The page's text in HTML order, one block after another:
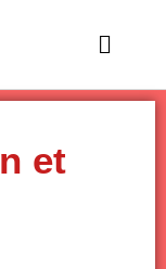
Main
et